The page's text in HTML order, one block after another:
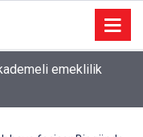
kademeli emeklilik